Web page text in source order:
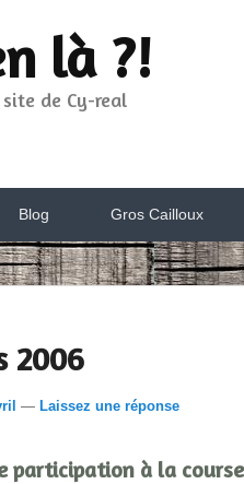
là ?!
de Cy-real
Blog Gros Cailloux
2006
— Laissez une réponse
participation à la